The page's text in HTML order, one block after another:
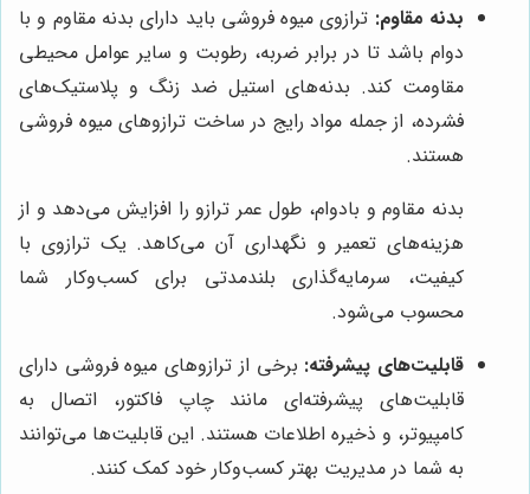
بدنه مقاوم: ترازوی میوه فروشی باید دارای بدنه مقاوم و با
دوام باشد تا در برابر ضربه، رطوبت و سایر عوامل محیطی
مقاومت کند. بدنه‌های استیل ضد زنگ و پلاستیک‌های
فشرده، از جمله مواد رایج در ساخت ترازوهای میوه فروشی
هستند.
بدنه مقاوم و بادوام، طول عمر ترازو را افزایش می‌دهد و از
هزینه‌های تعمیر و نگهداری آن می‌کاهد. یک ترازوی با
کیفیت، سرمایه‌گذاری بلندمدتی برای کسب‌وکار شما
محسوب می‌شود.
قابلیت‌های پیشرفته: برخی از ترازوهای میوه فروشی دارای
قابلیت‌های پیشرفته‌ای مانند چاپ فاکتور، اتصال به
کامپیوتر، و ذخیره اطلاعات هستند. این قابلیت‌ها می‌توانند
به شما در مدیریت بهتر کسب‌وکار خود کمک کنند.